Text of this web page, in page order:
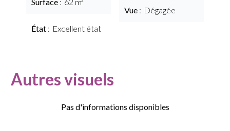
État Excellent état
Vue Dégagée
Autres visuels
Pas d'informations disponibles